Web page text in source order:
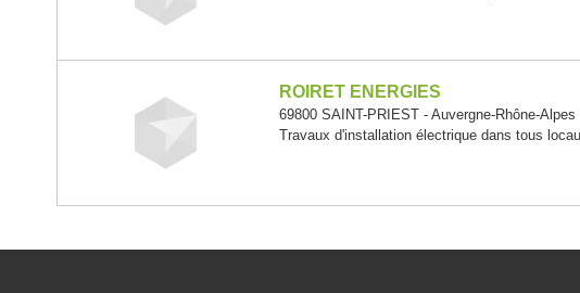
ROIRET ENERGIES
69800 SAINT-PRIEST - Auvergne-Rhône-Alpes
Travaux d'installation électrique dans tous